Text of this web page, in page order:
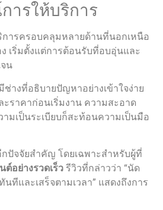
ารให้บริการ
ารครอบคลุมหลายด้านที่นอกเหนือ
เริ่มตั้งแต่การต้อนรับที่อบอุ่นและ
น
างที่อธิบายปัญหาอย่างเข้าใจง่าย
ะราคาก่อนเริ่มงาน ความสะอาด
มเป็นระเบียบก็สะท้อนความเป็นมือ
กปัจจัยสำคัญ โดยเฉพาะสำหรับผู้ที่
ต์อย่างรวดเร็ว รีวิวที่กล่าวว่า “นัด
นทีและเสร็จตามเวลา” แสดงถึงการ